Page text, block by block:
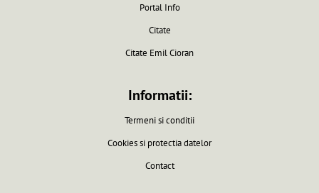
Portal Info
Citate
Citate Emil Cioran
Informatii:
Termeni si conditii
Cookies si protectia datelor
Contact